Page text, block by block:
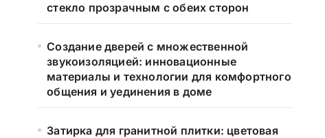
стекло прозрачным с обеих сторон
Создание дверей с множественной
звукоизоляцией: инновационные
материалы и технологии для комфортного
общения и уединения в доме
Затирка для гранитной плитки: цветовая